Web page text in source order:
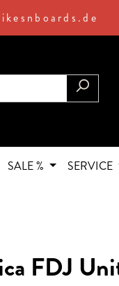
SALE % SERVICE
FDJ